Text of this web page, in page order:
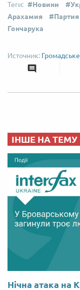
Новини
Арахамия
Гончарука
Громадське
ІНШЕ НА ТЕМУ
Нічна атака на